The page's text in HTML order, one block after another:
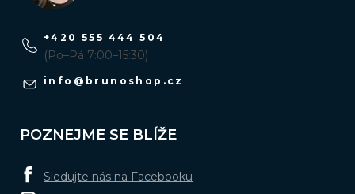
info @ brunoshop.cz
+420 555 444 504
(Po–Pá 7:00–15:30)
POZNEJME SE BLÍŽE
Sledujte nás na Facebooku